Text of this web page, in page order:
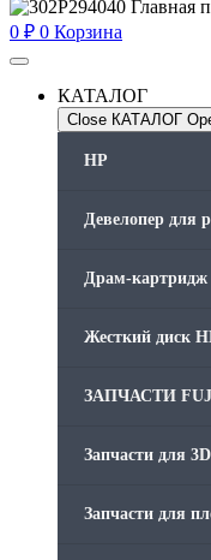
0 ₽ 0 Корзина
КАТАЛОГ
Close КАТАЛОГ
HP
Девелопер для
Драм-картридж
Жесткий диск
ЗАПЧАСТИ
Запчасти для
Запчасти для